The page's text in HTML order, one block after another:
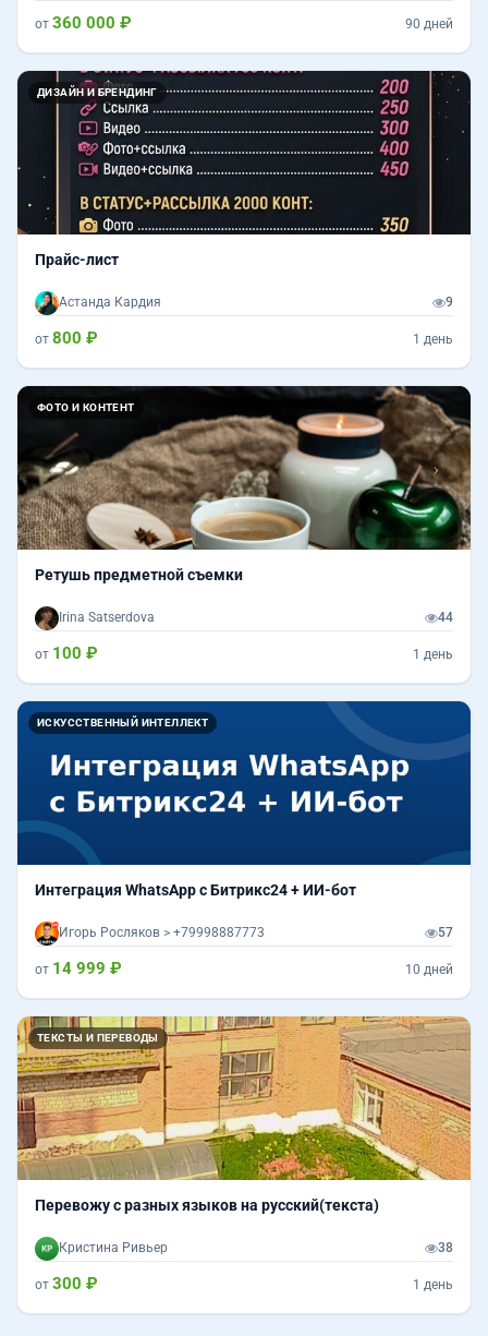
от 360 000 ₽ 90 дней
ДИЗАЙН И БРЕНДИНГ
Прайс-лист
Астанда Кардия 9
от 800 ₽ 1 день
ФОТО И КОНТЕНТ
Назад
Ретушь предметной съемки
Irina Satserdova 44
от 100 ₽ 1 день
ИСКУССТВЕННЫЙ ИНТЕЛЛЕКТ
Интеграция WhatsApp с Битрикс24 + ИИ-бот
Игорь Росляков > +79998887773 57
от 14 999 ₽ 10 дней
ТЕКСТЫ И ПЕРЕВОДЫ
Перевожу с разных языков на русский(текста)
Кристина Ривьер 38
от 300 ₽ 1 день